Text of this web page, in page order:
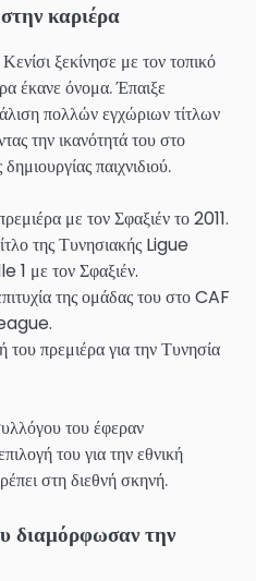
καριέρα
ξεκίνησε με τον τοπικό
έκανε όνομα. Έπαιξε
πολλών εγχώριων τίτλων
την ικανότητά του στο
παιχνιδιού.
με τον Σφαξιέν το 2011.
της Τυνησιακής Ligue
με τον Σφαξιέν.
της ομάδας του στο CAF
του πρεμιέρα για την Τυνησία
του έφεραν
του για την εθνική
στη διεθνή σκηνή.
διαμόρφωσαν την